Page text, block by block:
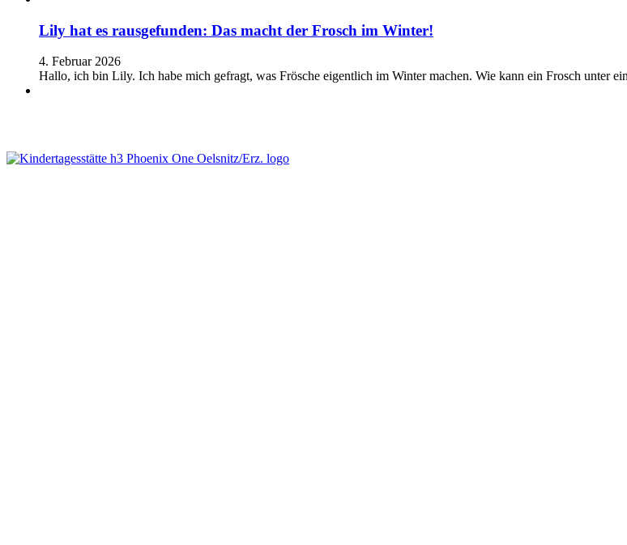
Lily hat es rausgefunden: Das macht der Frosch im Winter!
4. Februar 2026
Hallo, ich bin Lily. Ich habe mich gefragt, was Frösche eigentlich im Winter machen. Wie kann ein Frosch unter